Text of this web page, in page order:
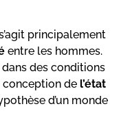
principalement
entre les hommes.
dans des conditions
de l’état
d’un monde